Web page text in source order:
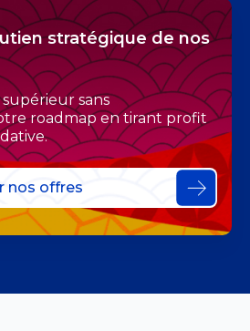
stratégique de nos
sans
roadmap en tirant profit
nos offres